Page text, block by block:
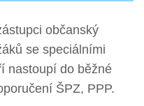
občanský
se speciálními
nastoupí do běžné
ŠPZ, PPP.